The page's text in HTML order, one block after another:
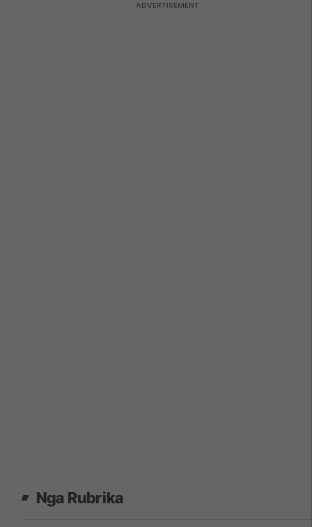
Nga Rubrika